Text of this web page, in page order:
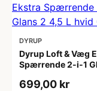
DYRUP
Dyrup Loft & Væg
Spærrende 2-i-1
699,00 kr